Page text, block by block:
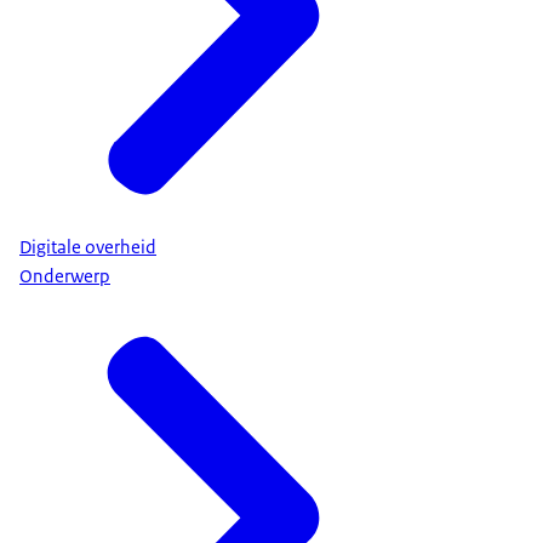
Digitale overheid
Onderwerp